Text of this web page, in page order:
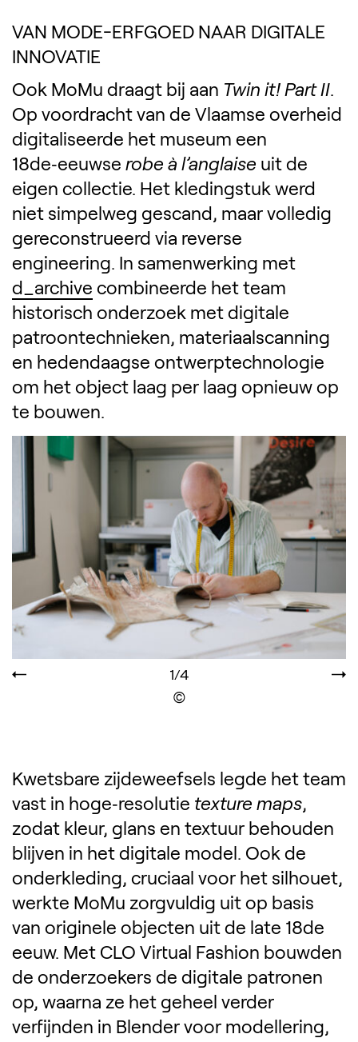
VAN MODE-ERFGOED NAAR DIGITALE
INNOVATIE
Ook MoMu draagt bij aan Twin it! Part II.
Op voordracht van de Vlaamse overheid
digitaliseerde het museum een
18de‑eeuwse robe à l’anglaise uit de
eigen collectie. Het kledingstuk werd
niet simpelweg gescand, maar volledig
gereconstrueerd via reverse
engineering. In samenwerking met
d_archive combineerde het team
historisch onderzoek met digitale
patroontechnieken, materiaalscanning
en hedendaagse ontwerptechnologie
om het object laag per laag opnieuw op
te bouwen.
1/4
Kwetsbare zijdeweefsels legde het team
vast in hoge‑resolutie texture maps,
zodat kleur, glans en textuur behouden
blijven in het digitale model. Ook de
onderkleding, cruciaal voor het silhouet,
werkte MoMu zorgvuldig uit op basis
van originele objecten uit de late 18de
eeuw. Met CLO Virtual Fashion bouwden
de onderzoekers de digitale patronen
op, waarna ze het geheel verder
verfijnden in Blender voor modellering,